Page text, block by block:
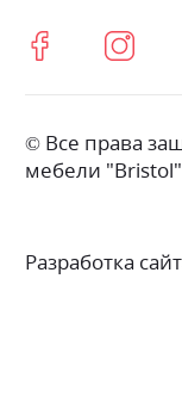
© Все права
мебели "Bristol"
Разработка